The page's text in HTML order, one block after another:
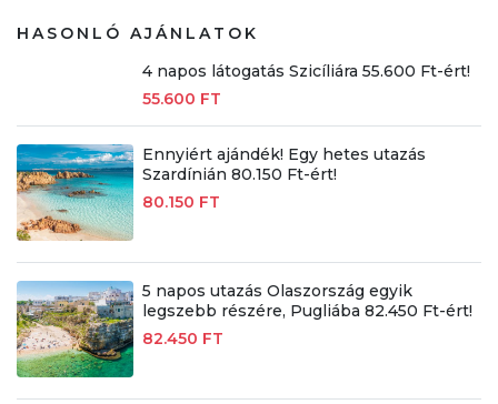
HASONLÓ AJÁNLATOK
4 napos látogatás Szicíliára 55.600 Ft-ért!
55.600 FT
Ennyiért ajándék! Egy hetes utazás
Szardínián 80.150 Ft-ért!
80.150 FT
5 napos utazás Olaszország egyik
legszebb részére, Pugliába 82.450 Ft-ért!
82.450 FT